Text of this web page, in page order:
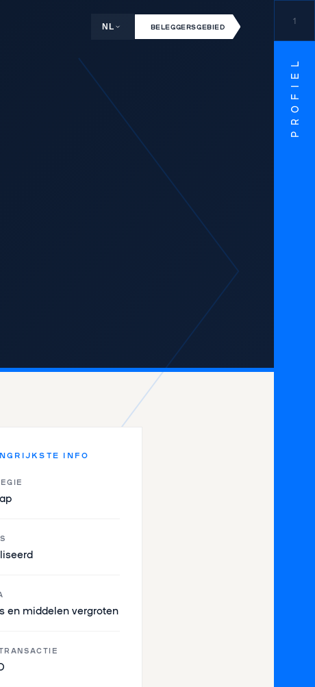
NL BELEGGERSGEBIED
1
PROFIEL
INFO
en middelen vergroten